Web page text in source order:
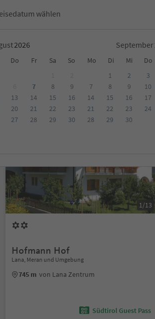
wählen
September
Do Fr Sa So Mo Di Mi Do
7 8
9
13 14 15
16
20 21 22
23
27 28 29
30
1 2 3
7
8 9 10
14
15 16 17
21
22 23 24
28
29 30
Verpflegungsart Nachhaltige Unterkunft
1/13
Hofmann Hof
Lana, Meran und Umgebung
745 m von Lana Zentrum
Südtirol Guest Pass